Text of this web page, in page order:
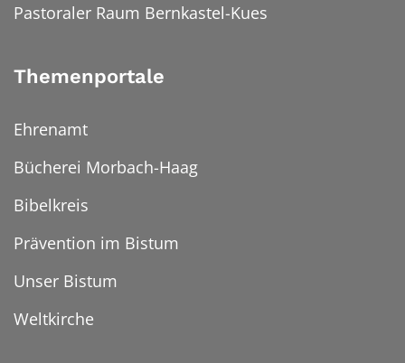
Pastoraler Raum Bernkastel-Kues
Themenportale
Ehrenamt
Bücherei Morbach-Haag
Bibelkreis
Prävention im Bistum
Unser Bistum
Weltkirche